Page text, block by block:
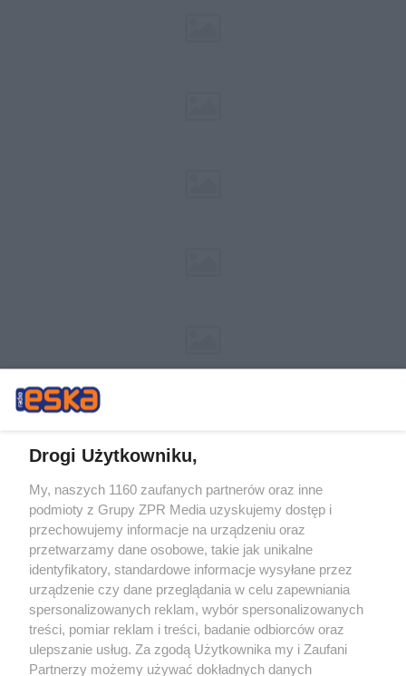
Żaden utwór zamieszczony w serwisie nie może być powielany i
rozpowszechniany lub dalej rozpowszechniany w jakikolwiek sposób (w
tym także elektroniczny lub mechaniczny) na jakimkolwiek polu
eksploatacji w jakiejkolwiek formie, włącznie z umieszczaniem w Internecie
bez pisemnej zgody właściciela praw. Jakiekolwiek użycie lub
wykorzystanie utworów w całości lub w części z naruszeniem prawa, tzn.
bez właściwej zgody, jest zabronione pod groźbą kary i może być ścigane
prawnie.
Drogi Użytkowniku,
My, naszych 1160 zaufanych partnerów oraz inne
podmioty z Grupy ZPR Media uzyskujemy dostęp i
przechowujemy informacje na urządzeniu oraz
przetwarzamy dane osobowe, takie jak unikalne
identyfikatory, standardowe informacje wysyłane przez
urządzenie czy dane przeglądania w celu zapewniania
spersonalizowanych reklam, wybór spersonalizowanych
treści, pomiar reklam i treści, badanie odbiorców oraz
ulepszanie usług. Za zgodą Użytkownika my i Zaufani
Partnerzy możemy używać dokładnych danych